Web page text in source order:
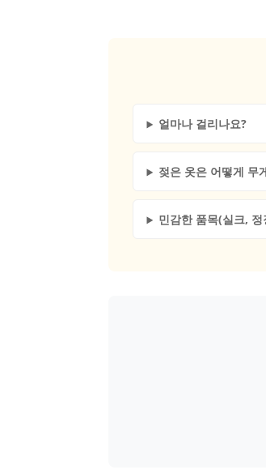
얼마나 걸리나요?
젖은 옷은 어떻게 무
민감한 품목(실크,